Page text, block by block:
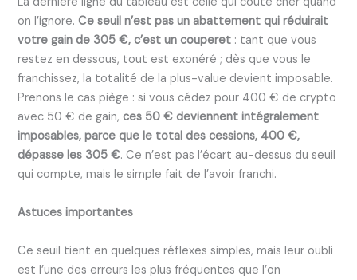
on l’ignore.Ce seuil n’est pas un abattement qui réduirait
votre gain de 305 €, c’est un couperet : tant que vous
restez en dessous, tout est exonéré ; dès que vous le
franchissez, la totalité de la plus-value devient imposable.
Prenons le cas piège : si vous cédez pour 400 € de crypto
avec 50 € de gain,ces 50 € deviennent intégralement
imposables, parce que le total des cessions, 400 €,
dépasse les 305 €. Ce n’est pas l’écart au-dessus du seuil
qui compte, mais le simple fait de l’avoir franchi.
Astuces importantes
Ce seuil tient en quelques réflexes simples, mais leur oubli
est l’une des erreurs les plus fréquentes que l’on